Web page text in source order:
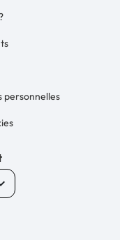
personnelles